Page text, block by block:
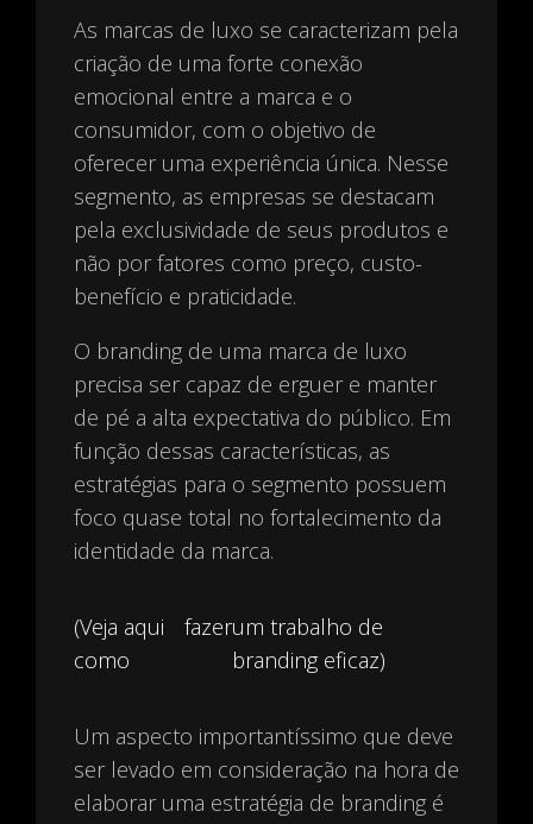
As marcas de luxo se caracterizam pela
criação de uma forte conexão
emocional entre a marca e o
consumidor, com o objetivo de
oferecer uma experiência única. Nesse
segmento, as empresas se destacam
pela exclusividade de seus produtos e
não por fatores como preço, custo-
benefício e praticidade.
O branding de uma marca de luxo
precisa ser capaz de erguer e manter
de pé a alta expectativa do público. Em
função dessas características, as
estratégias para o segmento possuem
foco quase total no fortalecimento da
identidade da marca.
(Veja aqui
como
fazerum trabalho de
branding eficaz)
Um aspecto importantíssimo que deve
ser levado em consideração na hora de
elaborar uma estratégia de branding é